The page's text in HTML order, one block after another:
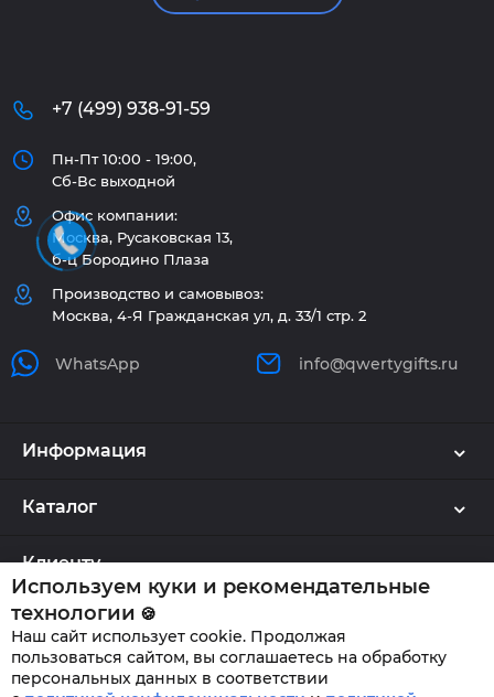
+7 (499) 938-91-59
Пн-Пт 10:00 - 19:00,
Сб-Вс выходной
Офис компании:
Москва, Русаковская 13,
б-ц Бородино Плаза
Производство и самовывоз:
Москва, 4-Я Гражданская ул, д. 33/1 стр. 2
WhatsApp info@qwertygifts.ru
Информация
Каталог
Клиенту
QWERTYGIFTS © 2026
Используем куки и рекомендательные
технологии 🍪
Наш сайт использует cookie. Продолжая
пользоваться сайтом, вы соглашаетесь на обработку
персональных данных в соответствии